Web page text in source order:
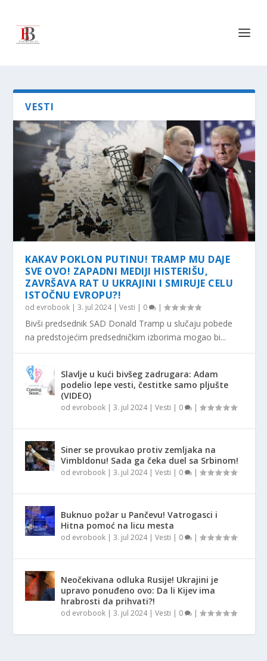
VESTI
KAKAV POKLON PUTINU! TRAMP MU DAJE
SVE OVO! ZAPADNI MEDIJI HISTERIŠU,
ZAVRŠAVA RAT U UKRAJINI I SMIRUJE CELU
ISTOČNU EVROPU?!
od evrobook |3. jul 2024|Vesti | 0 |
Bivši predsednik SAD Donald Tramp u slučaju pobede
na predstojećim predsedničkim izborima mogao bi...
Slavlje u kući bivšeg zadrugara: Adam
podelio lepe vesti, čestitke samo pljušte
(VIDEO)
od evrobook |3. jul 2024|Vesti | 0 |
Siner se provukao protiv zemljaka na
Vimbldonu! Sada ga čeka duel sa Srbinom!
od evrobook |3. jul 2024|Vesti | 0 |
Buknuo požar u Pančevu! Vatrogasci i
Hitna pomoć na licu mesta
od evrobook |3. jul 2024|Vesti | 0 |
Neočekivana odluka Rusije! Ukrajini je
upravo ponuđeno ovo: Da li Kijev ima
hrabrosti da prihvati?!
od evrobook |3. jul 2024|Vesti | 0 |